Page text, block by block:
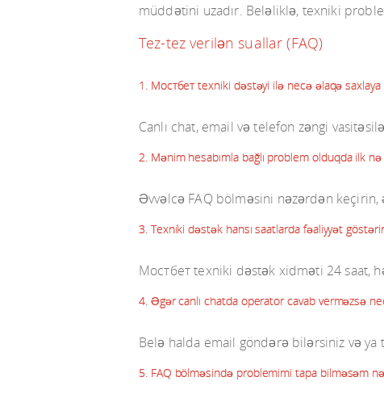
müddətini uzadır. Beləliklə, texniki
Tez-tez verilən suallar (FAQ)
1. Мостбет texniki dəstəyi ilə necə əlaqə saxlaya
Canlı chat, email və telefon zəngi
2. Mənim hesabımla bağlı problem olduqda ilk
Əvvəlcə FAQ bölməsini nəzərdən keçirin,
3. Texniki dəstək hansı saatlarda fəaliyyət
Мостбет texniki dəstək xidməti 24 saat,
4. Əgər canlı chatda operator cavab verməzsə
Belə halda email göndərə bilərsiniz və
5. FAQ bölməsində problemimi tapa bilməsəm